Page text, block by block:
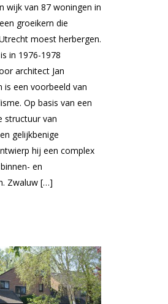
wijk van 87 woningen in
groeikern die
moest herbergen.
in 1976-1978
architect Jan
is een voorbeeld van
Op basis van een
structuur van
gelijkbenige
hij een complex
en
Zwaluw […]